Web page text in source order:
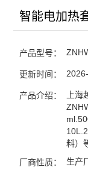
智能电加热
产品型号：
更新时间：
产品介绍：
上
料）
厂商性质： 生产